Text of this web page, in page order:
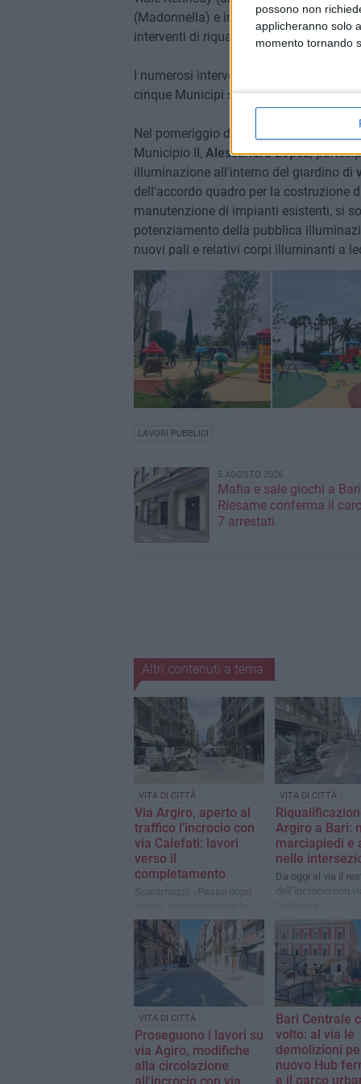
possono non
applicheranno solo
momento tornando
(Madonnella) e in piazza San
interventi di riqualificazione dell'area
I numerosi interventi sono resi possibili
cinque Municipi sull'arredo urbano.
Nel pomeriggio di oggi, invece, alle
Municipio II, Alessandra Lopez,
illuminazione all'interno del giardino di
dell'accordo quadro per la costruzione
manutenzione di impianti esistenti, si
potenziamento della pubblica
nuovi pali e relativi corpi illuminanti a
LAVORI PUBBLICI
5 AGOSTO 2026
Mafia e sale giochi a
Riesame conferma il
7 arrestati
Altri contenuti a tema
VITA DI CITTÀ
Via Argiro, aperto al
traffico l’incrocio con
via Calefati: lavori
verso il
completamento
Scaramuzzi: «Passo dopo
intersezioni, a partire da via
Dante nella prima settimana
di agosto»
VITA DI CITTÀ
Argiro a Bari:
marciapiedi e
nelle
Da oggi al via il
dell’incrocio con
VITA DI CITTÀ
Proseguono i lavori su
via Agiro, modifiche
alla circolazione
all'incrocio con via
Bari Centrale
volto: al via le
demolizioni
nuovo Hub
e il parco